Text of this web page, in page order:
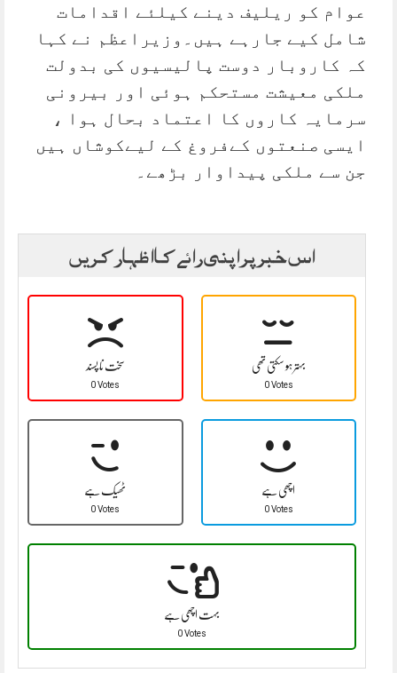
عوام کو ریلیف دینے کیلئے اقدامات
شامل کیے جارہے ہیں۔وزیراعظم نے کہا
کہ کاروبار دوست پالیسیوں کی بدولت
ملکی معیشت مستحکم ہوئی اور بیرونی
سرمایہ کاروں کا اعتماد بحال ہوا ،
ایسی صنعتوں کےفروغ کے لیےکوشاں ہیں
جن سے ملکی پیداوار بڑھے۔
اس خبر پر اپنی رائے کا اظہار کریں
سخت نا پسند
0 Votes
بہتر ہو سکتی تھی
0 Votes
ٹھیک ہے
0 Votes
اچھی ہے
0 Votes
بہت اچھی ہے
0 Votes